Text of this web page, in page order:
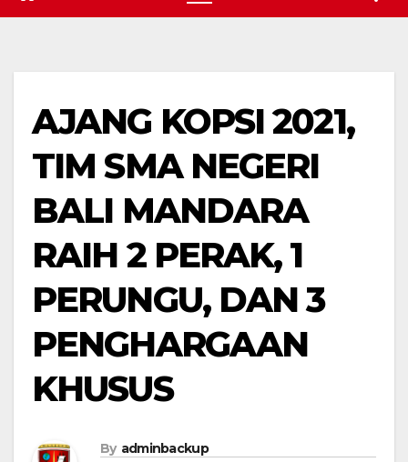
AJANG KOPSI 2021,
TIM SMA NEGERI
BALI MANDARA
RAIH 2 PERAK, 1
PERUNGU, DAN 3
PENGHARGAAN
KHUSUS
By adminbackup